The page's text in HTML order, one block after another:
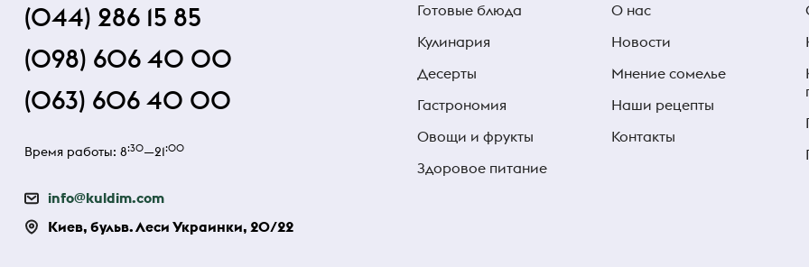
(044) 286 15 85
(098) 606 40 00
(063) 606 40 00
Время работы: 8:30—21:00
info@kuldim.com
Киев, бульв. Леси Украинки, 20/22
Готовые блюда
Кулинария
Десерты
Гастрономия
Овощи и фрукты
Здоровое питание
О нас
Новости
Мнение сомелье
Наши рецепты
Контакты